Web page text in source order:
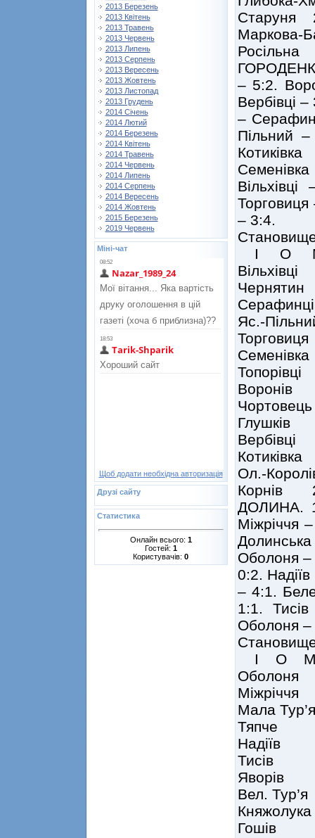
2013 Березень
2013 Квітень
2013 Травень
2013 Червень
2013 Липень
2013 Серпень
2013 Вересень
2013 Жовтень
2013 Листопад
2013 Грудень
2014 Січень
2014 Лютий
2014 Березень
2014 Квітень
2014 Травень
2014 Червень
2014 Липень
2014 Серпень
2014 Вересень
2014 Жовтень
2015 Березень
2019 Червень
Міні-чат
Щоб додати необхідна авторизація
Друзі сайту
Статистика
Онлайн всього: 1
Гостей: 1
Користувачів: 0
– 5:2.
Вербівці
–
Пільний
– 3:4.
І О
Яс.-
Ол.-
Корнів
ДОЛИНА. 1
Міжріччя
Оболоня –
0:2.
– 4:1.
1:1.
Оболоня
І О
Мала
Тяпче
Тисів
Вел.
Гошів